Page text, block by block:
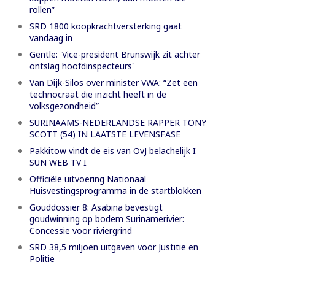
rollen”
SRD 1800 koopkrachtversterking gaat
vandaag in
Gentle: 'Vice-president Brunswijk zit achter
ontslag hoofdinspecteurs'
Van Dijk-Silos over minister VWA: “Zet een
technocraat die inzicht heeft in de
volksgezondheid”
SURINAAMS-NEDERLANDSE RAPPER TONY
SCOTT (54) IN LAATSTE LEVENSFASE
Pakkitow vindt de eis van OvJ belachelijk I
SUN WEB TV I
Officiële uitvoering Nationaal
Huisvestingsprogramma in de startblokken
Gouddossier 8: Asabina bevestigt
goudwinning op bodem Surinamerivier:
Concessie voor riviergrind
SRD 38,5 miljoen uitgaven voor Justitie en
Politie